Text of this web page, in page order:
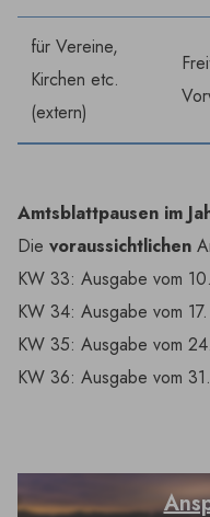
für Vereine,
Kirchen etc.
(extern)
Amtsblattpausen im
Die voraussichtlichen
KW 33: Ausgabe vom
KW 34: Ausgabe vom
KW 35: Ausgabe vom
KW 36: Ausgabe vom